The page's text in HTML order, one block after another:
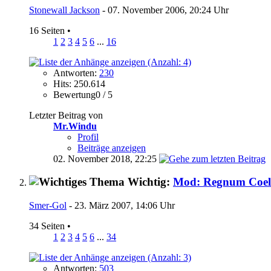
Stonewall Jackson - 07. November 2006, 20:24 Uhr
16 Seiten •
1 2 3 4 5 6 ... 16
Antworten: 230
Hits: 250.614
Bewertung0 / 5
Letzter Beitrag von
Mr.Windu
Profil
Beiträge anzeigen
02. November 2018, 22:25
Wichtig: Mod: Regnum
Smer-Gol - 23. März 2007, 14:06 Uhr
34 Seiten •
1 2 3 4 5 6 ... 34
Antworten: 503